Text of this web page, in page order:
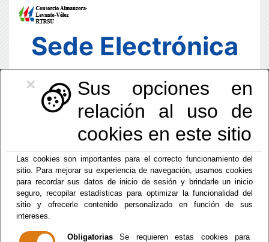
×
Sus opciones en
relación al uso de
cookies en este sitio
Las cookies son importantes para el correcto funcionamiento del
sitio. Para mejorar su experiencia de navegación, usamos cookies
para recordar sus datos de inicio de sesión y brindarle un inicio
seguro, recopilar estadísticas para optimizar la funcionalidad del
sitio y ofrecerle contenido personalizado en función de sus
intereses.
Obligatorias Se requieren estas cookies para
Sede Electrónica
13:33:35